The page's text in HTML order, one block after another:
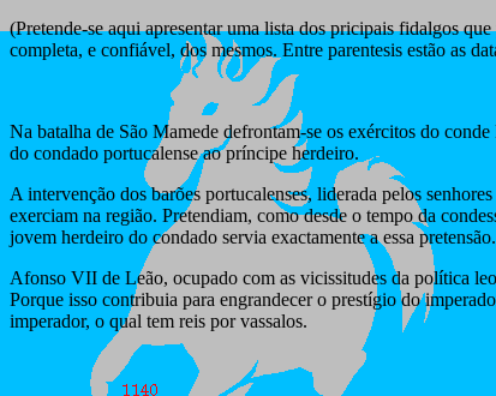
(Pretende-se aqui apresentar uma lista dos pricipais fidalgos
completa, e confiável, dos mesmos. Entre parentesis estão as
Na batalha de São Mamede defrontam-se os exércitos do
do condado portucalense ao príncipe herdeiro.
A intervenção dos barões portucalenses, liderada pelos
exerciam na região. Pretendiam, como desde o tempo da
jovem herdeiro do condado servia exactamente a essa
Afonso VII de Leão, ocupado com as vicissitudes da política
Porque isso contribuia para engrandecer o prestígio do
imperador, o qual tem reis por vassalos.